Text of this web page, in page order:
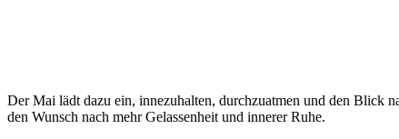
Der Mai lädt dazu ein, innezuhalten, durchzuatmen und den Blick
den Wunsch nach mehr Gelassenheit und innerer Ruhe.